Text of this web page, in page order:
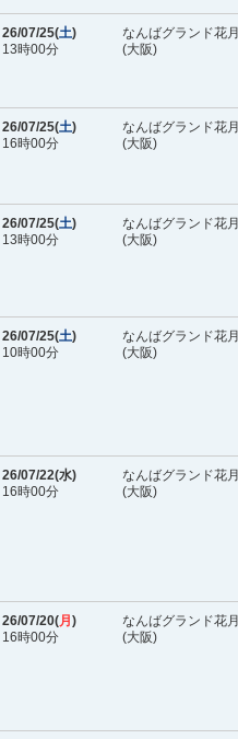
26/07/25(土)
13時00分
なんばグランド花月
(大阪)
26/07/25(土)
16時00分
なんばグランド花月
(大阪)
26/07/25(土)
13時00分
なんばグランド花月
(大阪)
26/07/25(土)
10時00分
なんばグランド花月
(大阪)
26/07/22(水)
16時00分
なんばグランド花月
(大阪)
26/07/20(月 )
16時00分
なんばグランド花月
(大阪)